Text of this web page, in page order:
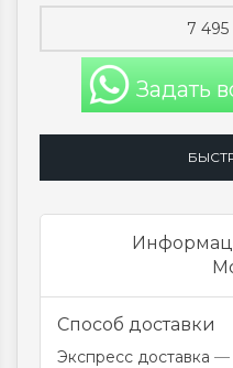
7 495
Задать
Способ доставки
Экспресс доставка